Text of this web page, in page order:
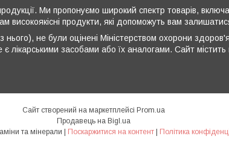
Ми пропонуємо широкий спектр товарів,
високоякісні продукти, які допоможуть вам
не були оцінені Міністерством охорони
лікарськими засобами або їх аналогами. Сайт
Сайт створений на маркетплейсі Prom.ua
Продавець на Bigl.ua
Поскаржитися на контент Політика